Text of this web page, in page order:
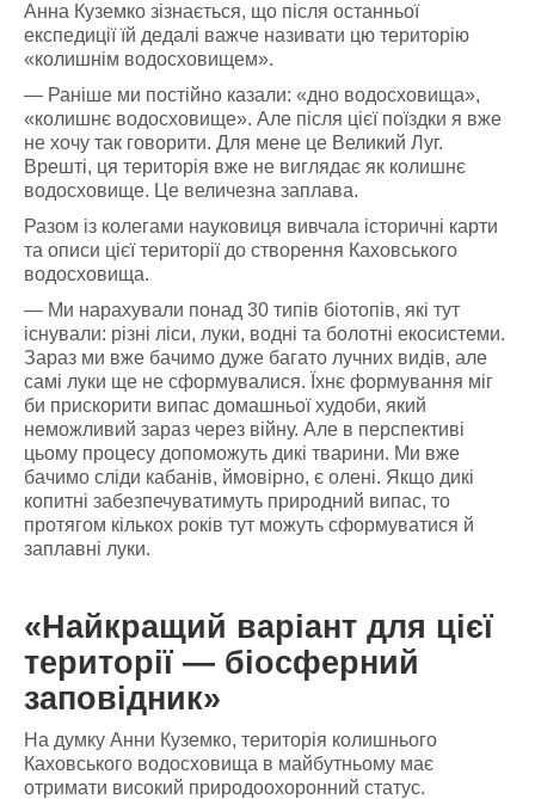
Анна Куземко зізнається, що після останньої
експедиції їй дедалі важче називати цю територію
«колишнім водосховищем».
— Раніше ми постійно казали: «дно водосховища»,
«колишнє водосховище». Але після цієї поїздки я вже
не хочу так говорити. Для мене це Великий Луг.
Врешті, ця територія вже не виглядає як колишнє
водосховище. Це величезна заплава.
Разом із колегами науковиця вивчала історичні карти
та описи цієї території до створення Каховського
водосховища.
— Ми нарахували понад 30 типів біотопів, які тут
існували: різні ліси, луки, водні та болотні екосистеми.
Зараз ми вже бачимо дуже багато лучних видів, але
самі луки ще не сформувалися. Їхнє формування міг
би прискорити випас домашньої худоби, який
неможливий зараз через війну. Але в перспективі
цьому процесу допоможуть дикі тварини. Ми вже
бачимо сліди кабанів, ймовірно, є олені. Якщо дикі
копитні забезпечуватимуть природний випас, то
протягом кількох років тут можуть сформуватися й
заплавні луки.
«Найкращий варіант для цієї
території — біосферний
заповідник»
На думку Анни Куземко, територія колишнього
Каховського водосховища в майбутньому має
отримати високий природоохоронний статус.